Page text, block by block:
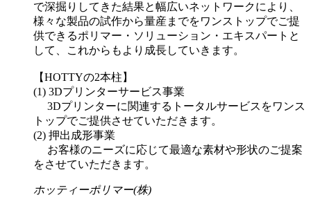
で深掘りしてきた結果と幅広いネットワークにより、
様々な製品の試作から量産までをワンストップでご提
供できるポリマー・ソリューション・エキスパートと
して、これからもより成長していきます。
【HOTTYの2本柱】
(1) 3Dプリンターサービス事業
3Dプリンターに関連するトータルサービスをワンス
トップでご提供させていただきます。
(2) 押出成形事業
お客様のニーズに応じて最適な素材や形状のご提案
をさせていただきます。
ホッティーポリマー(株)